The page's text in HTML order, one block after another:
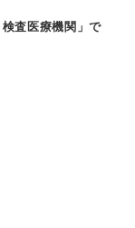
査医療機関」で